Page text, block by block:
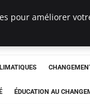
ÉDUCATION AU
pour améliorer